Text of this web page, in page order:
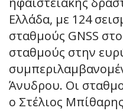
Ελλάδα, με 124
σταθμούς GNSS
σταθμούς στην
Άνυδρου. Οι
ο Στέλιος